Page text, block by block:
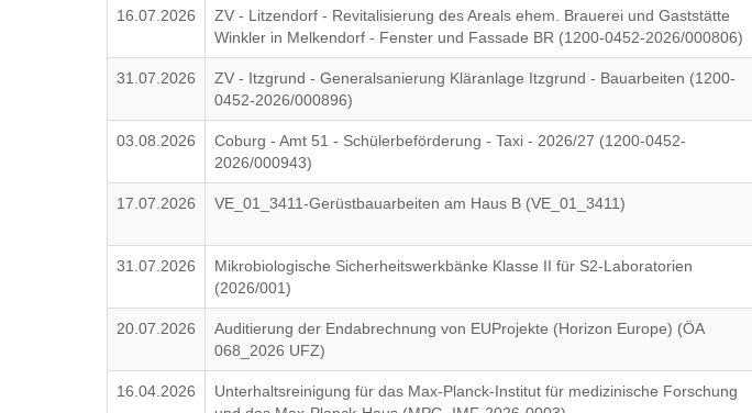
16.07.2026
ZV - Litzendorf - Revitalisierung des Areals ehem. Brauerei und Gaststätte
Winkler in Melkendorf - Fenster und Fassade BR (1200-0452-2026/000806)
31.07.2026
ZV - Itzgrund - Generalsanierung Kläranlage Itzgrund - Bauarbeiten (1200-
0452-2026/000896)
03.08.2026
Coburg - Amt 51 - Schülerbeförderung - Taxi - 2026/27 (1200-0452-
2026/000943)
17.07.2026 VE_01_3411-Gerüstbauarbeiten am Haus B (VE_01_3411)
31.07.2026
Mikrobiologische Sicherheitswerkbänke Klasse II für S2-Laboratorien
(2026/001)
20.07.2026
Auditierung der Endabrechnung von EUProjekte (Horizon Europe) (ÖA
068_2026 UFZ)
16.04.2026
Unterhaltsreinigung für das Max-Planck-Institut für medizinische Forschung